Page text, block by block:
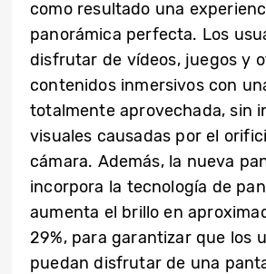
como resultado una
panorámica perfecta. Los
disfrutar de vídeos, juegos y
contenidos inmersivos con
totalmente aprovechada, sin
visuales causadas por el
cámara. Además, la nueva
incorpora la tecnología de
aumenta el brillo en
29%, para garantizar que los
puedan disfrutar de una